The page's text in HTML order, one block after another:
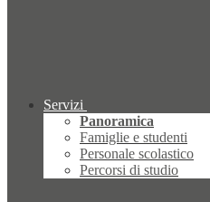
Servizi
Panoramica
Famiglie e studenti
Personale scolastico
Percorsi di studio